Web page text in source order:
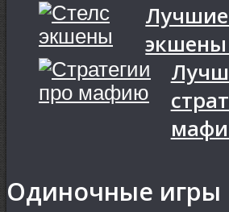
Лучшие
Одиночные игры